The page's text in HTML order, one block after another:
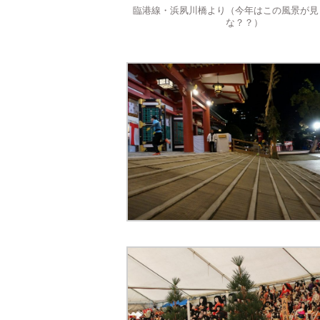
臨港線・浜夙川橋より（今年はこの風景が
な？？）